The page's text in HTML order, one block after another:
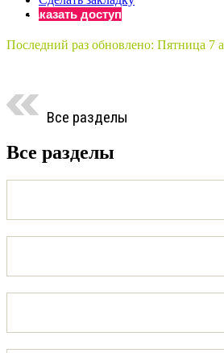
Заказать доступ
Последний раз обновлено: Пятница 7
Все разделы
Все разделы